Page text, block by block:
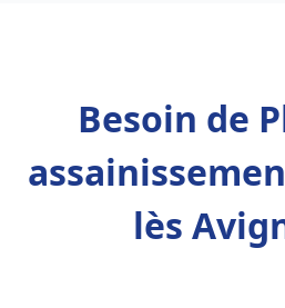
Besoin de
lès